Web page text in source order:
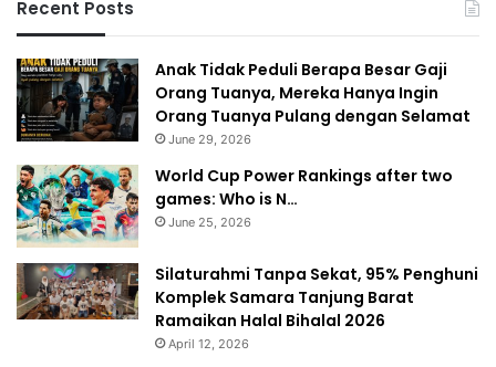
Recent Posts
Anak Tidak Peduli Berapa Besar Gaji
Orang Tuanya, Mereka Hanya Ingin
Orang Tuanya Pulang dengan Selamat
June 29, 2026
World Cup Power Rankings after two
games: Who is N…
June 25, 2026
Silaturahmi Tanpa Sekat, 95% Penghuni
Komplek Samara Tanjung Barat
Ramaikan Halal Bihalal 2026
April 12, 2026